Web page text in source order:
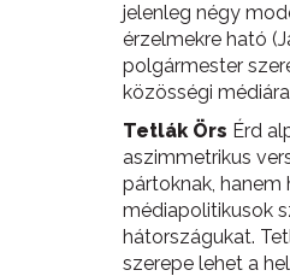
jelenleg négy
érzelmekre ható
polgármester
közösségi
Tetlák Örs Érd
aszimmetrikus
pártoknak, hanem
médiapolitikusok
hátországukat.
szerepe lehet a